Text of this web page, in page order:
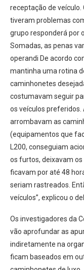
receptação de
tiveram problemas
grupo responderá por
Somadas, as penas
operandi De acordo
mantinha uma rotina
caminhonetes
costumavam seguir
os veículos preferidos.
arrombavam as
(equipamentos que
L200, conseguiam
os furtos, deixavam
ficavam por até 48
seriam rastreados.
veículos”, explicou o
Os investigadores da
vão aprofundar as
indiretamente na
ficam baseados em